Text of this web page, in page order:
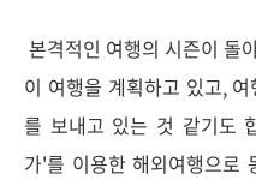
본격적인 여행의 시즌이 돌
이 여행을 계획하고 있고,
를 보내고 있는 것 같기도
가'를 이용한 해외여행으로